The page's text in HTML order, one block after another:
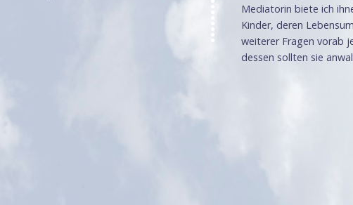
Mediatorin biete ich
Kinder, deren
weiterer Fragen vorab
dessen sollten sie